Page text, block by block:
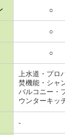
○
○
○
上水道・プ
焚機能・シャ
バルコニー・
ウンターキッ
-